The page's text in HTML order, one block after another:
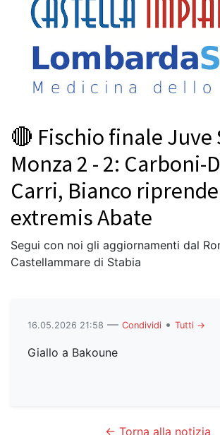
🔴 Fischio finale Juve
Monza 2 - 2: Carboni-
Carri, Bianco
extremis Abate
Segui con noi gli aggiornamenti dal
Castellammare di Stabia
16.05.2026 21:58 — Condividi • Tutti →
Giallo a Bakoune
← Torna alla notizia